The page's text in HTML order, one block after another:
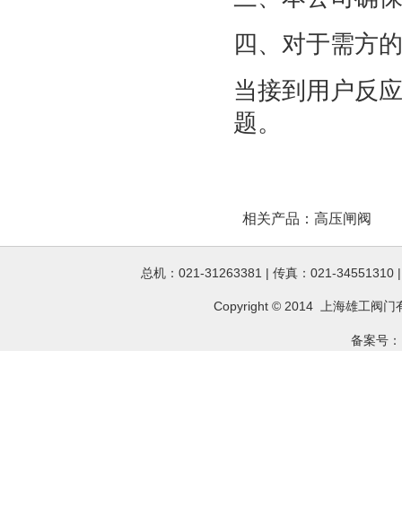
四、对于需方
当接到用户反
题。
相关产品： 高压闸阀
总机：021-31263381 | 传真：021-
Copyright © 2014 上海雄工阀门
备案号